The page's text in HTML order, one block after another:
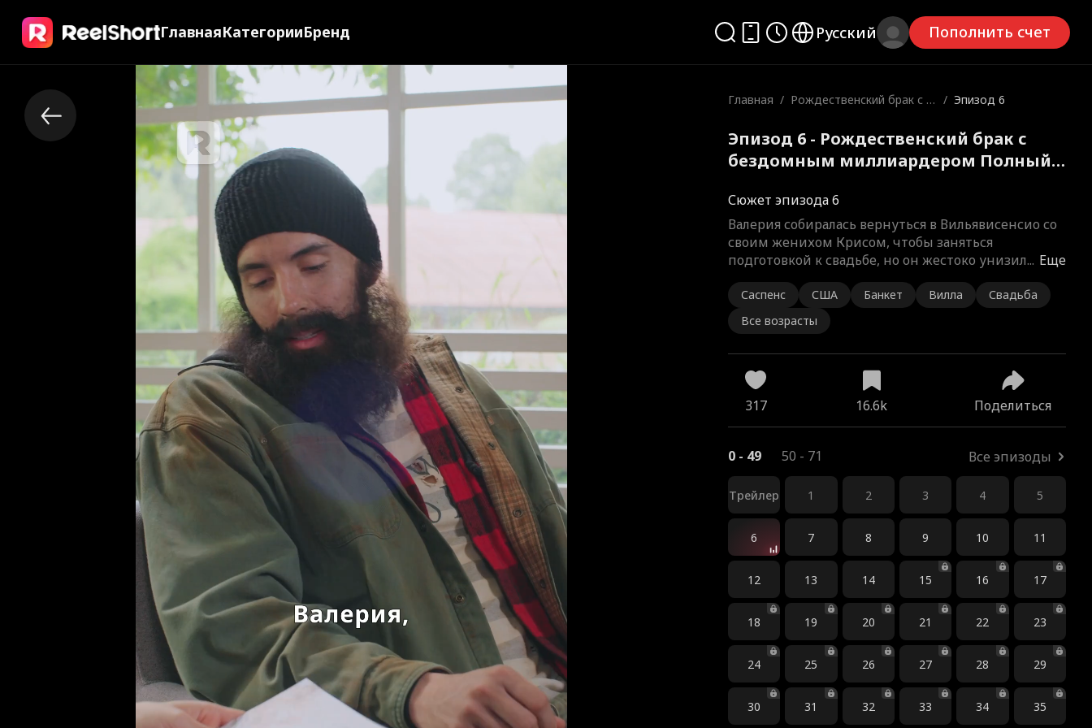
ГлавнаяКатегорииБренд Русский Пополнить счет
Главная / Рождественский брак с б
/ Эпизод 6
Эпизод 6 - Рождественский брак с
бездомным миллиардером Полный
Сюжет эпизода 6
Еще
Валерия собиралась вернуться в Вильявисенсио со
своим женихом Крисом, чтобы заняться
подготовкой к свадьбе, но он жестоко унизил...
Саспенс США Банкет Вилла
Свадьба
Все возрасты
317 16.6k Поделиться
0 - 49 50 - 71 Все эпизоды
Трейлер 1 2 3 4 5
6 7 8 9 10 11
12 13 14 15 16 17
18 19 20 21 22 23
24 25 26 27 28 29
30 31 32 33 34 35